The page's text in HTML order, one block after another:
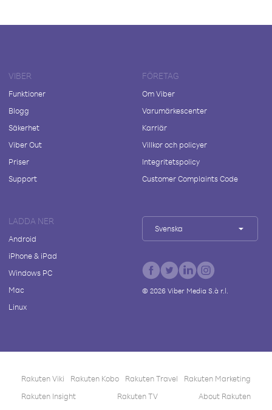
VIBER
Funktioner
Blogg
Säkerhet
Viber Out
Priser
Support
FÖRETAG
Om Viber
Varumärkescenter
Karriär
Villkor och policyer
Integritetspolicy
Customer Complaints Code
LADDA NER
Android
iPhone & iPad
Windows PC
Mac
Linux
Svenska
© 2026Viber Media S.à r.l.
Rakuten Viki Rakuten Kobo Rakuten Travel
Rakuten Marketing
Rakuten Insight
Rakuten TV About Rakuten